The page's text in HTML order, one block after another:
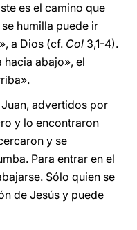
es el camino que
humilla puede ir
a Dios (cf. Col 3,1-4).
abajo», el
advertidos por
y lo encontraron
y se
Para entrar en el
Sólo quien se
de Jesús y puede